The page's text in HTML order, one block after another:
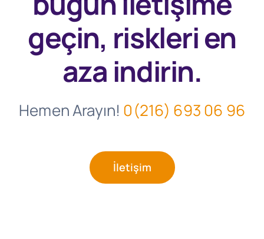
geçin, riskleri en
aza indirin.
Hemen Arayın! 0(216) 693 06 96
İletişim